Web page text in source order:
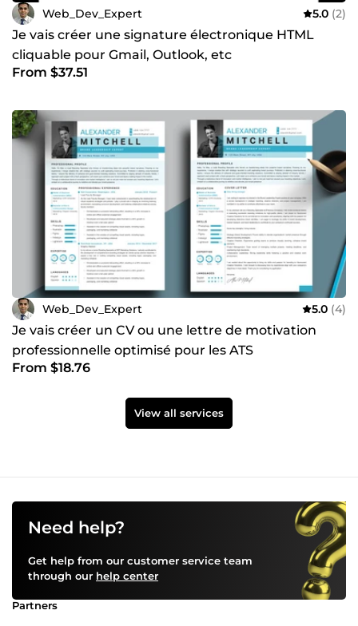
Web_Dev_Expert 5.0 (2)
Je vais créer une signature électronique HTML
cliquable pour Gmail, Outlook, etc
From $37.51
Web_Dev_Expert 5.0 (4)
Je vais créer un CV ou une lettre de motivation
professionnelle optimisé pour les ATS
From $18.76
View all services
Need help?
Get help from our customer service team
through our help center
Partners